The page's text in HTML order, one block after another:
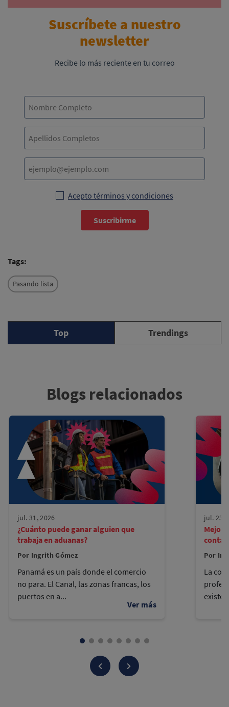
Suscríbete a nuestro
newsletter
Recibe lo más reciente en tu correo
Acepto términos y condiciones
Suscribirme
Tags:
Pasando lista
Top Trendings
Blogs relacionados
jul. 31, 2026
¿Cuánto puede ganar alguien que
trabaja en aduanas?
Por Ingrith Gómez
Panamá es un país donde el comercio
no para. El Canal, las zonas francas, los
puertos en a...
jul. 23,
Por
La